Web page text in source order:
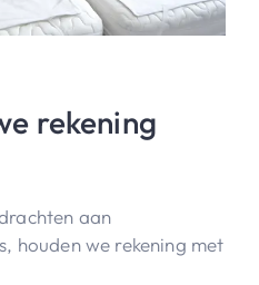
rekening
aan
houden we rekening met